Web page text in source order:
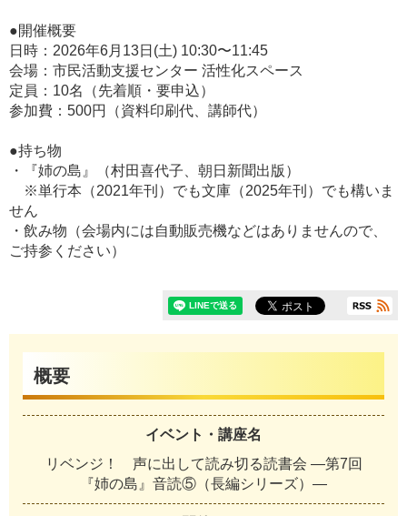
●開催概要
日時：2026年6月13日(土) 10:30〜11:45
会場：市民活動支援センター 活性化スペース
定員：10名（先着順・要申込）
参加費：500円（資料印刷代、講師代）
●持ち物
・『姉の島』（村田喜代子、朝日新聞出版）
※単行本（2021年刊）でも文庫（2025年刊）でも構いま
せん
・飲み物（会場内には自動販売機などはありませんので、
ご持参ください）
概要
イベント・講座名
リベンジ！ 声に出して読み切る読書会 ―第7回
『姉の島』音読⑤（長編シリーズ）―